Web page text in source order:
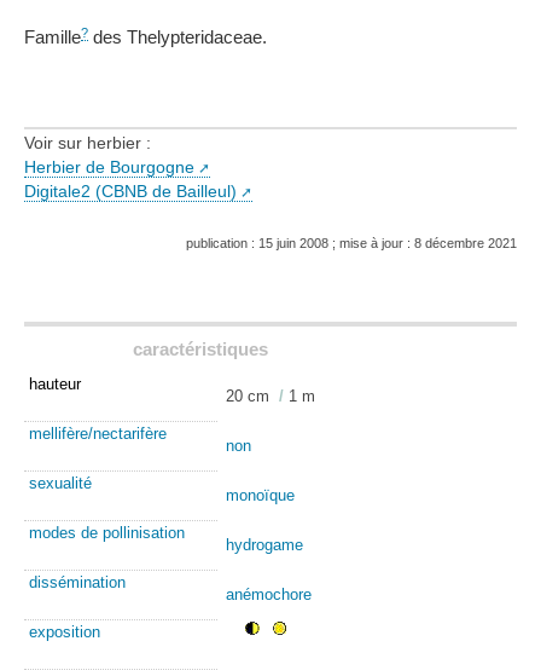
Famille? des Thelypteridaceae.
Voir sur herbier :
Herbier de Bourgogne
Digitale2 (CBNB de Bailleul)
publication : 15 juin 2008 ; mise à jour : 8 décembre 2021
caractéristiques
hauteur
20 cm / 1 m
mellifère/nectarifère
non
sexualité
monoïque
modes de pollinisation
hydrogame
dissémination
anémochore
exposition